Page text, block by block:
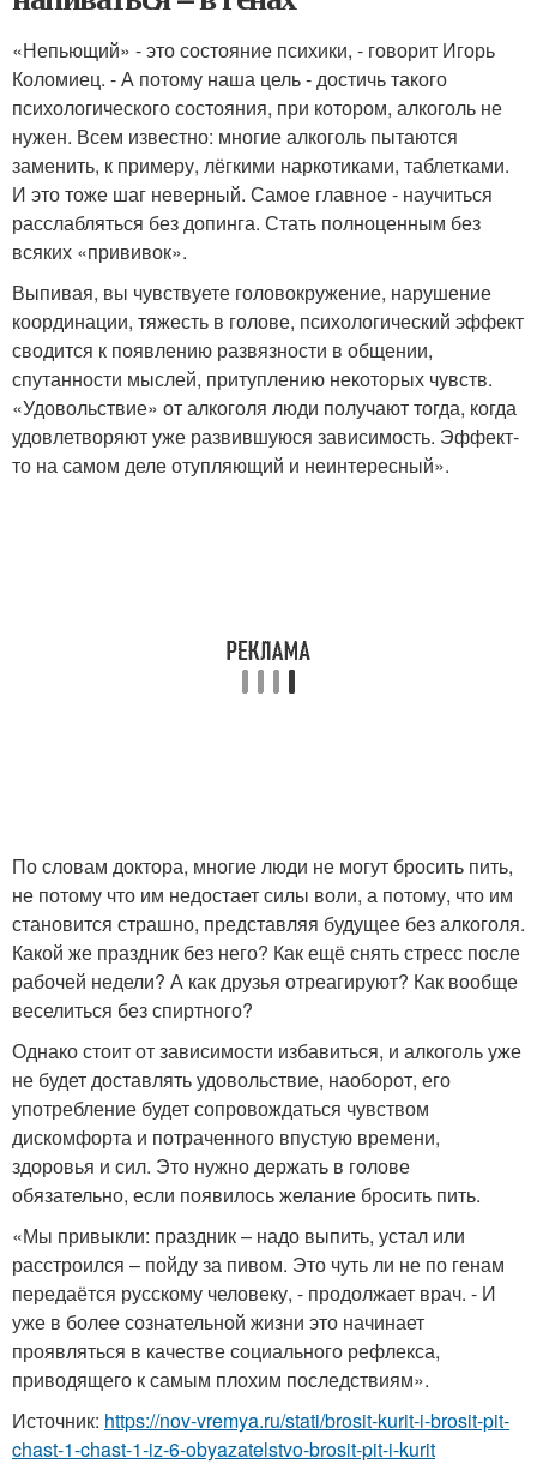
«Непьющий» - это состояние психики, - говорит Игорь
Коломиец. - А потому наша цель - достичь такого
психологического состояния, при котором, алкоголь не
нужен. Всем известно: многие алкоголь пытаются
заменить, к примеру, лёгкими наркотиками, таблетками.
И это тоже шаг неверный. Самое главное - научиться
расслабляться без допинга. Стать полноценным без
всяких «прививок».
Выпивая, вы чувствуете головокружение, нарушение
координации, тяжесть в голове, психологический эффект
сводится к появлению развязности в общении,
спутанности мыслей, притуплению некоторых чувств.
«Удовольствие» от алкоголя люди получают тогда, когда
удовлетворяют уже развившуюся зависимость. Эффект-
то на самом деле отупляющий и неинтересный».
По словам доктора, многие люди не могут бросить пить,
не потому что им недостает силы воли, а потому, что им
становится страшно, представляя будущее без алкоголя.
Какой же праздник без него? Как ещё снять стресс после
рабочей недели? А как друзья отреагируют? Как вообще
веселиться без спиртного?
Однако стоит от зависимости избавиться, и алкоголь уже
не будет доставлять удовольствие, наоборот, его
употребление будет сопровождаться чувством
дискомфорта и потраченного впустую времени,
здоровья и сил. Это нужно держать в голове
обязательно, если появилось желание бросить пить.
«Мы привыкли: праздник – надо выпить, устал или
расстроился – пойду за пивом. Это чуть ли не по генам
передаётся русскому человеку, - продолжает врач. - И
уже в более сознательной жизни это начинает
проявляться в качестве социального рефлекса,
приводящего к самым плохим последствиям».
Источник: https://nov-vremya.ru/stati/brosit-kurit-i-brosit-pit-
chast-1-chast-1-iz-6-obyazatelstvo-brosit-pit-i-kurit